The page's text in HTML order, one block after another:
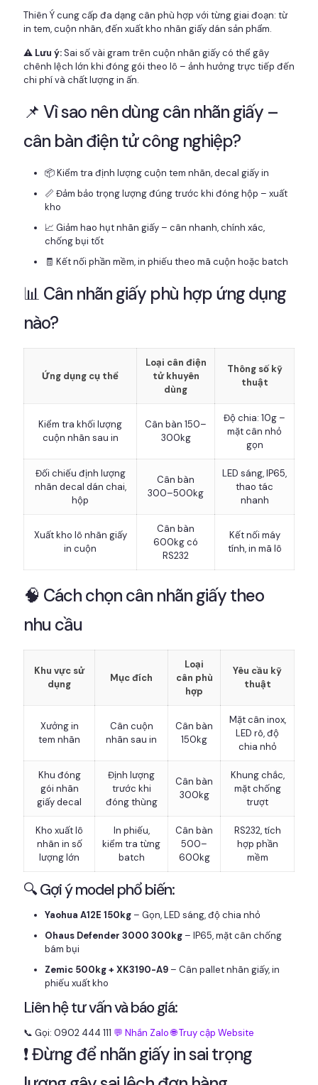
Thiên Ý cung cấp đa dạng cân phù hợp với từng giai đoạn: từ
in tem, cuộn nhãn, đến xuất kho nhãn giấy dán sản phẩm.
⚠️ Lưu ý:Sai số vài gram trên cuộn nhãn giấy có thể gây
chênh lệch lớn khi đóng gói theo lô – ảnh hưởng trực tiếp đến
chi phí và chất lượng in ấn.
📌 Vì sao nên dùng cân nhãn giấy –
cân bàn điện tử công nghiệp?
📦 Kiểm tra định lượng cuộn tem nhãn, decal giấy in
📏 Đảm bảo trọng lượng đúng trước khi đóng hộp – xuất
kho
📈 Giảm hao hụt nhãn giấy – cân nhanh, chính xác,
chống bụi tốt
🧾 Kết nối phần mềm, in phiếu theo mã cuộn hoặc batch
📊 Cân nhãn giấy phù hợp ứng dụng
nào?
Ứng dụng cụ thể
Loại cân điện
tử khuyên
dùng
Thông số kỹ
thuật
Kiểm tra khối lượng
cuộn nhãn sau in
Cân bàn 150–
300kg
Độ chia: 10g –
mặt cân nhỏ
gọn
Đối chiếu định lượng
nhãn decal dán chai,
hộp
Cân bàn
300–500kg
LED sáng, IP65,
thao tác
nhanh
Xuất kho lô nhãn giấy
in cuộn
Cân bàn
600kg có
RS232
Kết nối máy
tính, in mã lô
🧠 Cách chọn cân nhãn giấy theo
nhu cầu
Khu vực sử
dụng
Mục đích
Loại
cân phù
hợp
Yêu cầu kỹ
thuật
Xưởng in
tem nhãn
Cân cuộn
nhãn sau in
Cân bàn
150kg
Mặt cân inox,
LED rõ, độ
chia nhỏ
Khu đóng
gói nhãn
giấy decal
Định lượng
trước khi
đóng thùng
Cân bàn
300kg
Khung chắc,
mặt chống
trượt
Kho xuất lô
nhãn in số
lượng lớn
In phiếu,
kiểm tra từng
batch
Cân bàn
500–
600kg
RS232, tích
hợp phần
mềm
🔍 Gợi ý model phổ biến:
Yaohua A12E 150kg – Gọn, LED sáng, độ chia nhỏ
Ohaus Defender 3000 300kg – IP65, mặt cân chống
bám bụi
Zemic 500kg + XK3190-A9 – Cân pallet nhãn giấy, in
phiếu xuất kho
Liên hệ tư vấn và báo giá:
📞 Gọi: 0902 444 111 💬 Nhắn Zalo🌐 Truy cập Website
❗ Đừng để nhãn giấy in sai trọng